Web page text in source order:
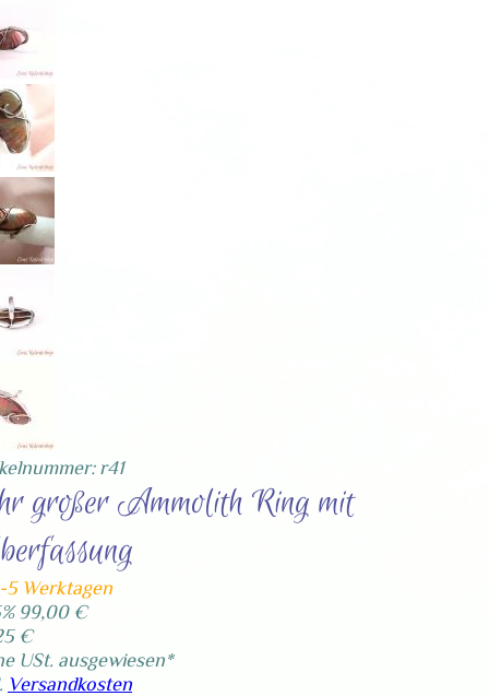
r41
großer Ammolith Ring mit
5 Werktagen
99,00 €
€
USt. ausgewiesen*
Versandkosten